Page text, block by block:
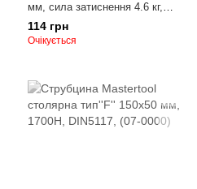
мм, сила затиснення 4.6 кг,
набір 8 шт. , (07-0540)
114 грн
Очікується